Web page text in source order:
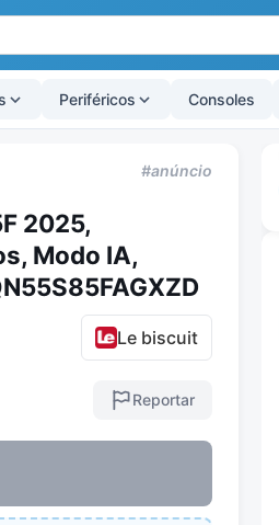
Periféricos Consoles
#anúncio
2025,
Modo IA,
Le biscuit
Reportar